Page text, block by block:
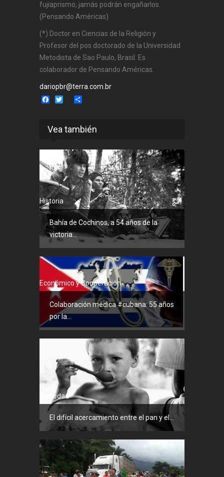
fujiaprismo, jamás podrán engañarlos.
(Pensando Américas)
(*) Doctor en Ciencias de la Religión y
Profesor del pos doctorado de la Universidad
Metodista de Sao Paulo, Brasil. Es
colaborador de Pensando Américas.
dariopbr@terra.com.br
Facebook
Twitter
Vea también
Historia
Bahía de Cochinos, a 54 años de la
victoria...
Económico y Cooperación
Colaboración médica #cubana: 55 años
por la...
Sociedad
El difícil acercamiento entre el pan y el...